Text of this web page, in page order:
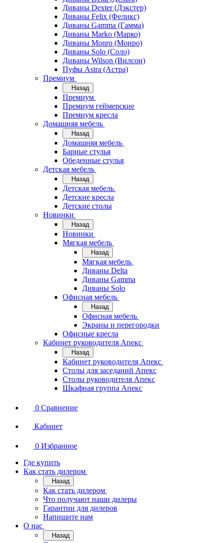
Диваны Dexter (Дэкстер)
Диваны Felix (Феликс)
Диваны Gamma (Гамма)
Диваны Marko (Марко)
Диваны Monro (Монро)
Диваны Solo (Соло)
Диваны Wilson (Вилсон)
Пуфы Astra (Астра)
Премиум
Назад
Премиум
Премиум геймерские
Премиум кресла
Домашняя мебель
Назад
Домашняя мебель
Барные стулья
Обеденные стулья
Детская мебель
Назад
Детская мебель
Детские кресла
Детские столы
Новинки
Назад
Новинки
Мягкая мебель
Назад
Мягкая мебель
Диваны Delta
Диваны Gamma
Диваны Solo
Офисная мебель
Назад
Офисная мебель
Экраны и перегородки
Офисные кресла
Кабинет руководителя Апекс
Назад
Кабинет руководителя Апекс
Столы для заседаний Апекс
Столы руководителя Апекс
Шкафная группа Апекс
0 Сравнение
Кабинет
0 Избранное
Где купить
Как стать дилером
Назад
Как стать дилером
Что получают наши дилеры
Гарантии для дилеров
Напишите нам
О нас
Назад